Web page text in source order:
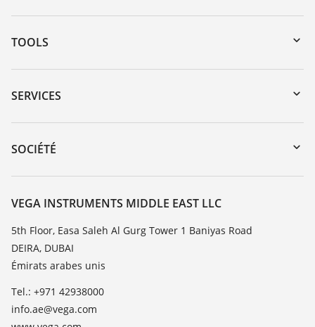
TOOLS
Téléchargements
Recherche par numéro de série
DTM Collection/PACTware
SERVICES
Retour d'appareil
Formations
Liste de compatibilité chimique
TeamViewer
SOCIÉTÉ
À propos de VEGA
Contact
News
Presse
Blog
VEGA INSTRUMENTS MIDDLE EAST LLC
5th Floor, Easa Saleh Al Gurg Tower 1 Baniyas Road
DEIRA, DUBAI
Émirats arabes unis
Tel.: +971 42938000
info.ae@vega.com